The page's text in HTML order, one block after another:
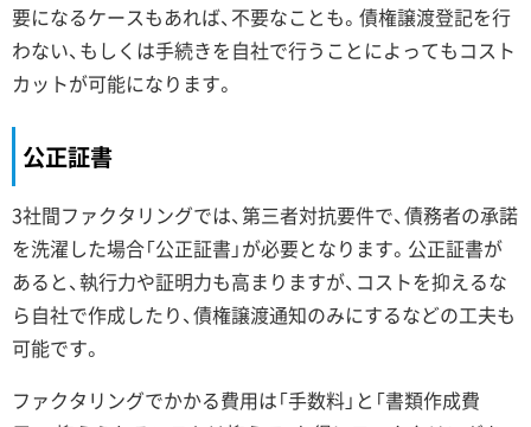
要になるケースもあれば、不要なことも。債権譲渡登記を行
わない、もしくは手続きを自社で行うことによってもコスト
カットが可能になります。
公正証書
3社間ファクタリングでは、第三者対抗要件で、債務者の承諾
を洗濯した場合「公正証書」が必要となります。公正証書が
あると、執行力や証明力も高まりますが、コストを抑えるな
ら自社で作成したり、債権譲渡通知のみにするなどの工夫も
可能です。
ファクタリングでかかる費用は「手数料」と「書類作成費